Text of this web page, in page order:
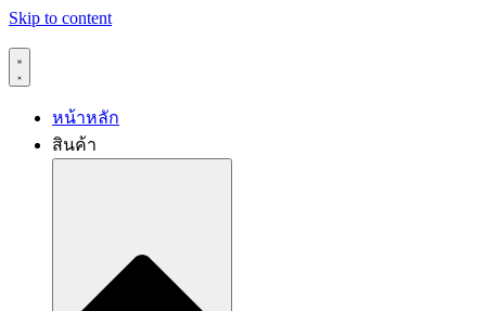
Skip to content
หน้าหลัก
สินค้า